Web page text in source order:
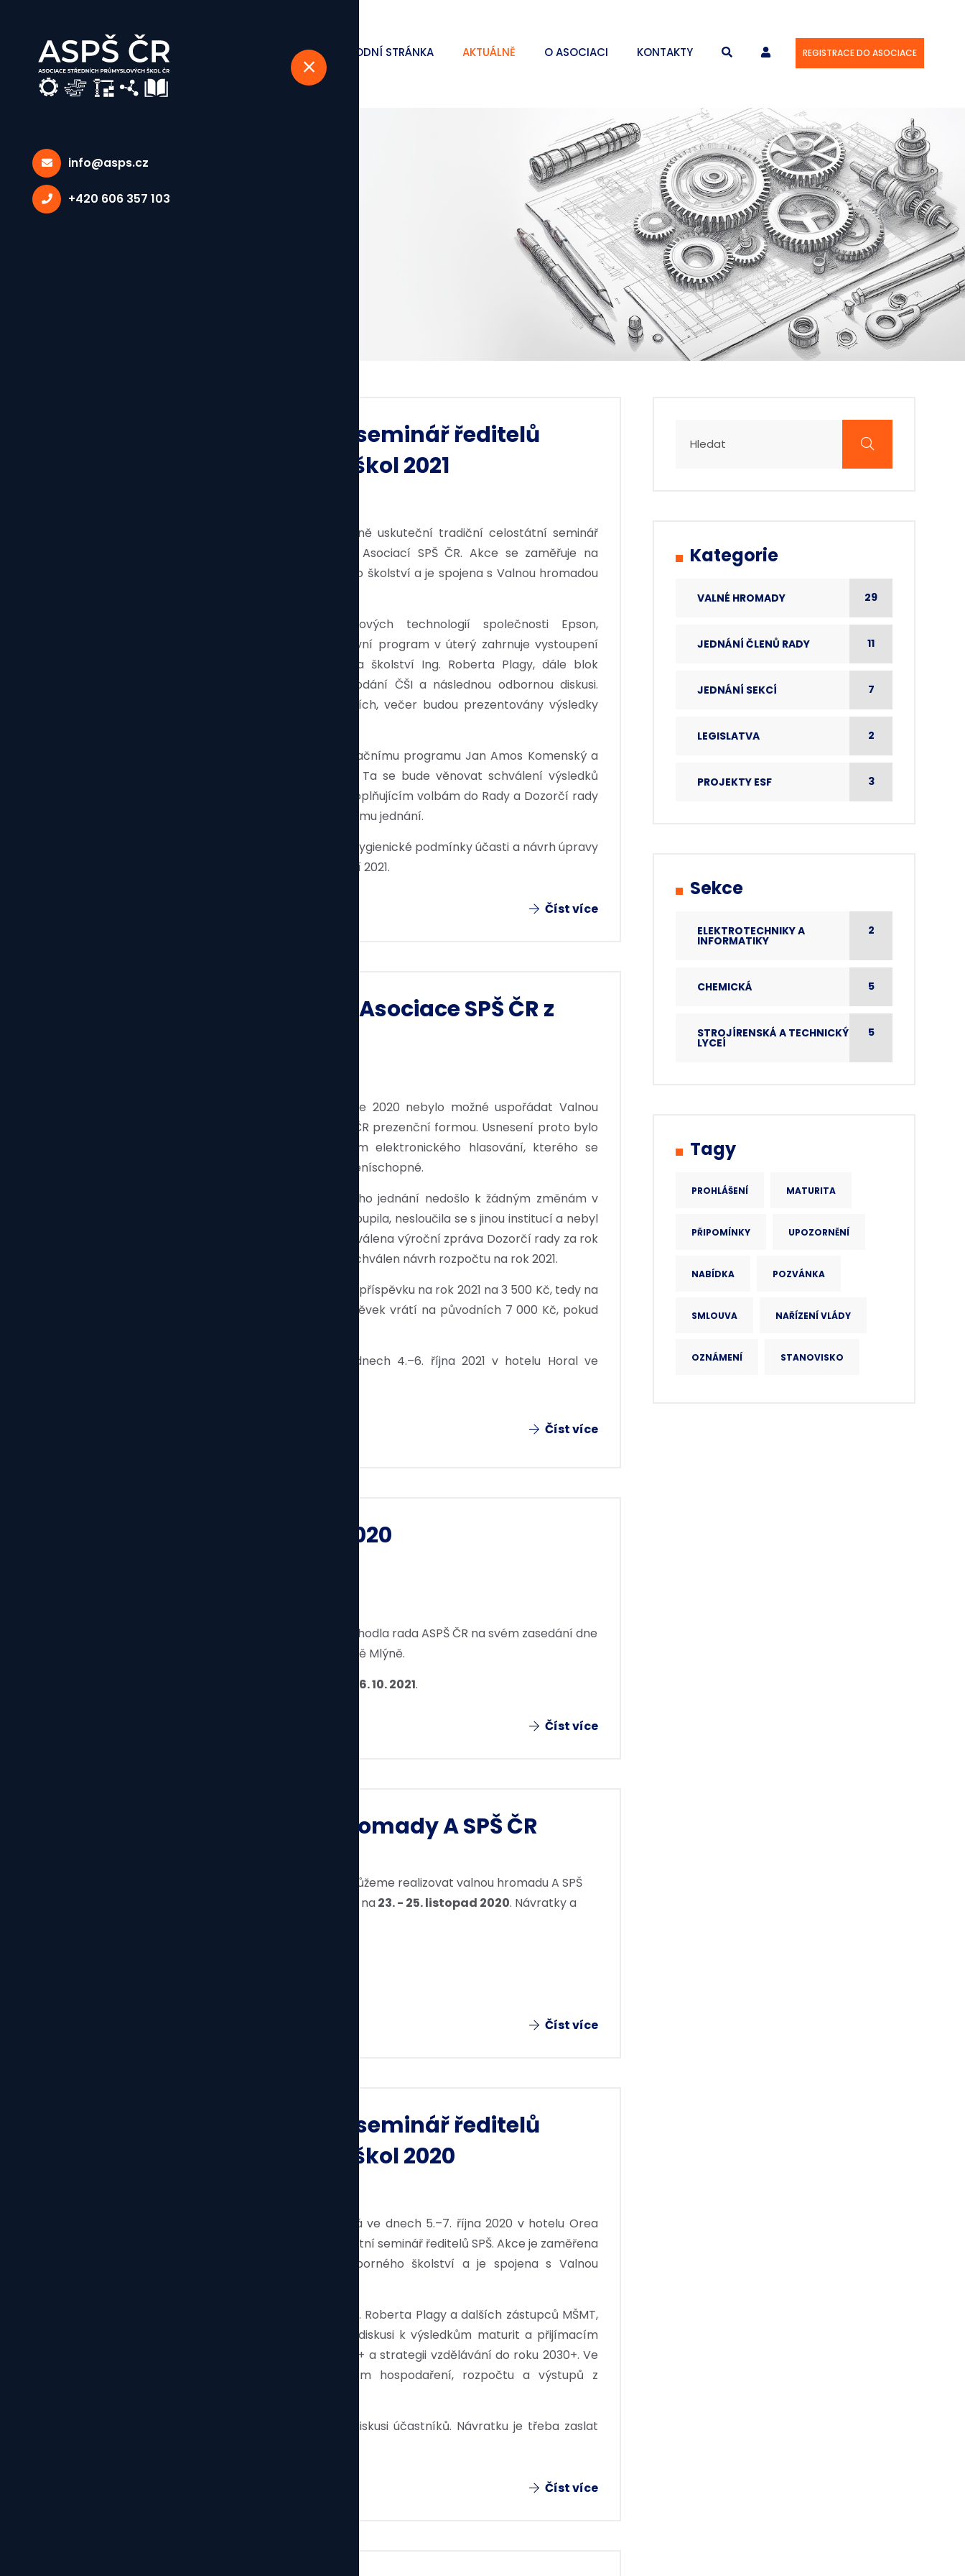
ÚVODNÍ STRÁNKA AKTUÁLNĚ O ASOCIACI KONTAKTY REGISTRACE DO ASOCIACE
info@asps.cz
+420 606 357 103
Aktuálně
POZVÁNKA na Celostátní seminář ředitelů
středních průmyslových škol 2021
Ve dnech 4.–6. října 2021 se ve Špindlerově Mlýně uskuteční tradiční celostátní seminář
ředitelů středních průmyslových škol pořádaný Asociací SPŠ ČR. Akce se zaměřuje na
koncepční a metodické otázky rozvoje odborného školství a je spojena s Valnou hromadou
Seminář zahájí prezentace moderních výukových technologií společnosti Epson,
následovaná večerním jednáním Rady ASPŠ. Hlavní program v úterý zahrnuje vystoupení
předsedy asociace Ing. Jiřího Zajíčka a ministra školství Ing. Roberta Plagy, dále blok
věnovaný zkušenostem s distanční výukou v podání ČŠI a následnou odbornou diskusi.
Odpoledne proběhne jednání v odborných sekcích, večer budou prezentovány výsledky
Středeční část otevře příspěvek k novému Operačnímu programu Jan Amos Komenský a
následně se uskuteční Valná hromada ASPŠ ČR. Ta se bude věnovat schválení výsledků
hospodaření za rok 2020, rozpočtu na rok 2022, doplňujícím volbám do Rady a Dozorčí rady
a schválení úpravy stanov umožňující distanční formu jednání.
Součástí pozvánky jsou také organizační pokyny, hygienické podmínky účasti a návrh úpravy
stanov. Účast je nutné potvrdit nejpozději do 19. září 2021.
Číst více
Usnesení Valné hromady Asociace SPŠ ČR z
Vzhledem k nepříznivé epidemické situaci v roce 2020 nebylo možné uspořádat Valnou
hromadu Asociace středních průmyslových škol ČR prezenční formou. Usnesení proto bylo
projednáno metodou per rollam prostřednictvím elektronického hlasování, kterého se
zúčastnilo 101 ze 119 členů, a jednání tak bylo usnášeníschopné.
Valná hromada vzala na vědomí, že od posledního jednání nedošlo k žádným změnám v
členské základně – žádná škola z asociace nevystoupila, nesloučila se s jinou institucí a nebyl
přijat žádný nový člen. Dále byla projednána a schválena výroční zpráva Dozorčí rady za rok
2019 včetně výsledků hospodaření. Současně byl schválen návrh rozpočtu na rok 2021.
Valná hromada také rozhodla o snížení členského příspěvku na rok 2021 na 3 500 Kč, tedy na
50 % původní výše, s tím, že v roce 2022 se příspěvek vrátí na původních 7 000 Kč, pokud
Další jednání Valné hromady se uskuteční ve dnech 4.–6. října 2021 v hotelu Horal ve
Číst více
Zrušení Valné hromady 2020
s ohledem na vzniklou epidemiologickou situaci rozhodla rada ASPŠ ČR na svém zasedání dne
22. 10. 2020 o zrušení Valné hromady ve Špindlerově Mlýně.
4. 10. – 6. 10. 2021.
Číst více
Náhradní termín valné hromady A SPŠ ČR
Díky vyhlášení nouzového stavu od 5. 10. 2020 nemůžeme realizovat valnou hromadu A SPŠ
ČR v příštím týdnu. Náhradní termín jsme vyjednali na23. - 25. listopad 2020. Návratky a
Číst více
POZVÁNKA na Celostátní seminář ředitelů
středních průmyslových škol 2020
Asociace středních průmyslových škol ČR pořádá ve dnech 5.–7. října 2020 v hotelu Orea
Resort Horal ve Špindlerově Mlýně tradiční celostátní seminář ředitelů SPŠ. Akce je zaměřena
na koncepční a metodické otázky rozvoje odborného školství a je spojena s Valnou
Program nabídne vystoupení ministra školství Ing. Roberta Plagy a dalších zástupců MŠMT,
blok věnovaný zkušenostem s distanční výukou, diskusi k výsledkům maturit a přijímacím
zkouškám, prezentaci novinek programu Erasmus+ a strategii vzdělávání do roku 2030+. Ve
středu proběhne Valná hromada s projednáním hospodaření, rozpočtu a výstupů z
Součástí programu je i prostor pro neformální diskusi účastníků. Návratku je třeba zaslat
Číst více
Kategorie
VALNÉ HROMADY 29
JEDNÁNÍ ČLENŮ RADY 11
JEDNÁNÍ SEKCÍ 7
LEGISLATVA 2
PROJEKTY ESF 3
Sekce
ELEKTROTECHNIKY A
INFORMATIKY
2
CHEMICKÁ 5
STROJÍRENSKÁ A TECHNICKÝCH
LYCEÍ
5
Tagy
PROHLÁŠENÍ MATURITA
PŘIPOMÍNKY UPOZORNĚNÍ
NABÍDKA POZVÁNKA
SMLOUVA NAŘÍZENÍ VLÁDY
OZNÁMENÍ STANOVISKO